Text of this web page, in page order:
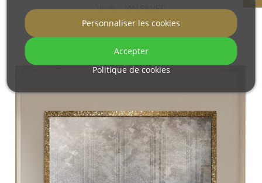
Vieilli - JAN SILVER
860,00 €
Politique de cookies
Personnaliser les cookies
Accepter